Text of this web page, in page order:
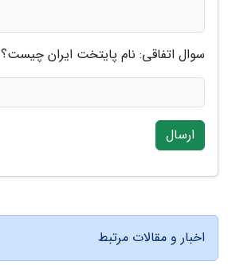
سوال اتفاقی: نام پایتخت ایران چیست؟
ارسال
اخبار و مقالات مرتبط